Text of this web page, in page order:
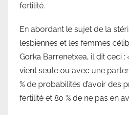
fertilité.
En abordant le sujet de la
lesbiennes et les femmes
Gorka Barrenetxea, il dit ceci
vient seule ou avec une
% de probabilités d’avoir des
fertilité et 80 % de ne pas en